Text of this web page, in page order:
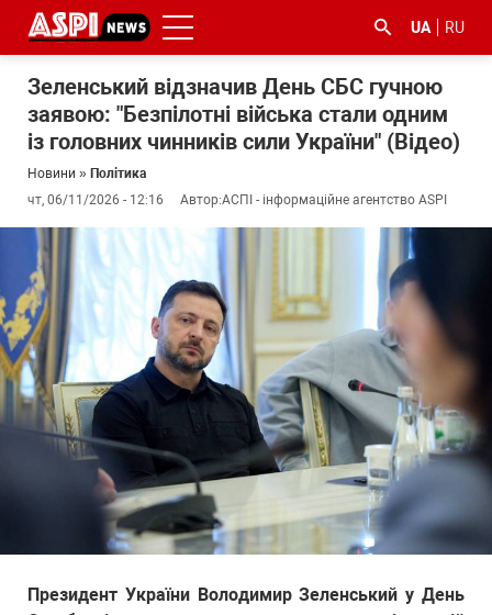
UA RU
Зеленський відзначив День СБС гучною
заявою: "Безпілотні війська стали одним
із головних чинників сили України" (Відео)
Новини » Політика
чт, 06/11/2026 - 12:16
Автор:АСПІ - інформаційне агентство ASPI
Президент України Володимир Зеленський у День
#ООС
#боротьба
корупцією
#ДФС #коронавірус